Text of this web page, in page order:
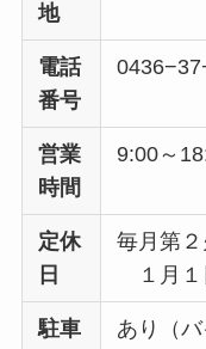
地
電話
番号
営業
時間
9:00～
定休
日
毎月第２
１月１
駐車
あり（バ